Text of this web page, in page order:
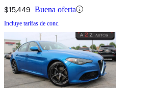
$15,449 Buena oferta
Incluye tarifas de conc.